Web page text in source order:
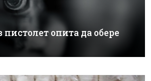
пистолет опита да обере